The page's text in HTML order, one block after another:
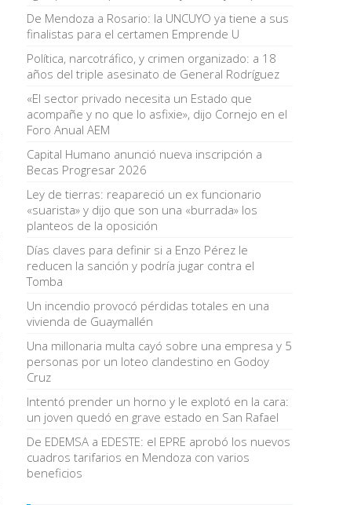
De Mendoza a Rosario: la UNCUYO ya tiene a sus
finalistas para el certamen Emprende U
Política, narcotráfico, y crimen organizado: a 18
años del triple asesinato de General Rodríguez
«El sector privado necesita un Estado que
acompañe y no que lo asfixie», dijo Cornejo en el
Foro Anual AEM
Capital Humano anunció nueva inscripción a
Becas Progresar 2026
Ley de tierras: reapareció un ex funcionario
«suarista» y dijo que son una «burrada» los
planteos de la oposición
Días claves para definir si a Enzo Pérez le
reducen la sanción y podría jugar contra el
Tomba
Un incendio provocó pérdidas totales en una
vivienda de Guaymallén
Una millonaria multa cayó sobre una empresa y 5
personas por un loteo clandestino en Godoy
Cruz
Intentó prender un horno y le explotó en la cara:
un joven quedó en grave estado en San Rafael
De EDEMSA a EDESTE: el EPRE aprobó los nuevos
cuadros tarifarios en Mendoza con varios
beneficios